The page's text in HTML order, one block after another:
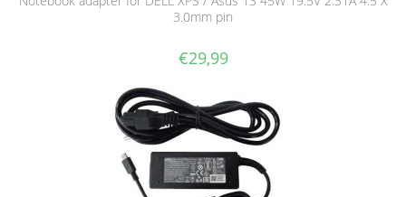
3.0mm pin
€29,99